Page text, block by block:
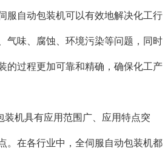
服自动包装机可以有效地解决化工行
气味、腐蚀、环境污染等问题，同时
的过程更加可靠和精确，确保化工产
装机具有应用范围广、应用特点突
。在各行业中，全伺服自动包装机都